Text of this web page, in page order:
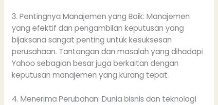
3. Pentingnya Manajemen yang Baik: Manajemen
yang efektif dan pengambilan keputusan yang
bijaksana sangat penting untuk kesuksesan
perusahaan. Tantangan dan masalah yang dihadapi
Yahoo sebagian besar juga berkaitan dengan
keputusan manajemen yang kurang tepat.
4. Menerima Perubahan: Dunia bisnis dan teknologi